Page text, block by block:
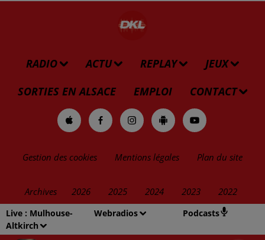
Live : Mulhouse-
Altkirch
Webradios Podcasts
RADIO ACTU REPLAY
JEUX
SORTIES EN ALSACE
EMPLOI CONTACT
Gestion des cookies Mentions légales Plan du site
Archives 2026 2025 2024 2023 2022